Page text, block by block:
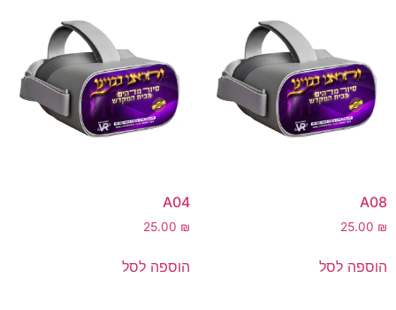
A08
25.00 ₪
הוספה לסל
A04
25.00 ₪
הוספה לסל